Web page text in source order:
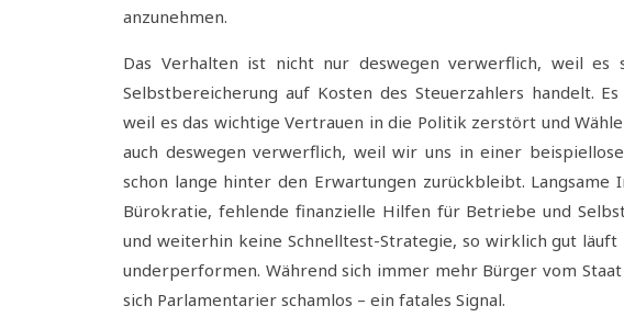
anzunehmen.
Das Verhalten ist nicht nur deswegen verwerflich, weil es
Selbstbereicherung auf Kosten des Steuerzahlers handelt.
weil es das wichtige Vertrauen in die Politik zerstört und
auch deswegen verwerflich, weil wir uns in einer
schon lange hinter den Erwartungen zurückbleibt. Langsame
Bürokratie, fehlende finanzielle Hilfen für Betriebe und
und weiterhin keine Schnelltest-Strategie, so wirklich gut
underperformen. Während sich immer mehr Bürger vom
sich Parlamentarier schamlos – ein fatales Signal.